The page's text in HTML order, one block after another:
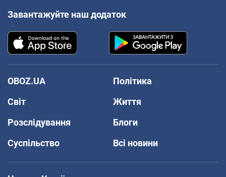
Завантажуйте наш додаток
OBOZ.UA
Політика
Світ
Життя
Розслідування
Блоги
Суспільство
Всі новини